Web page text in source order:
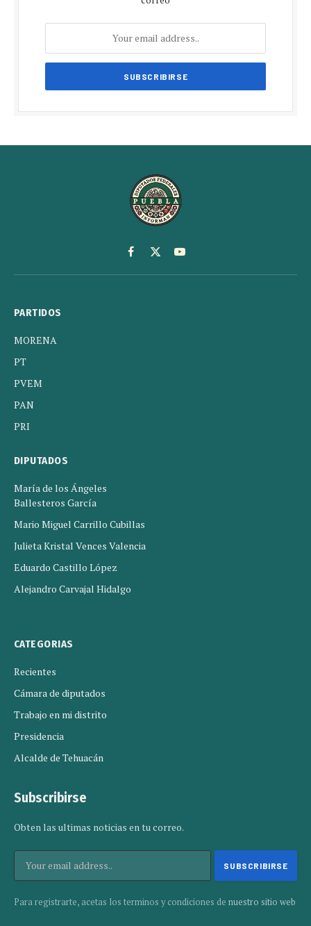
Facebook
X
(Twitter)
YouTube
PARTIDOS
MORENA
PT
PVEM
PAN
PRI
DIPUTADOS
María de los Ángeles
Ballesteros García
Mario Miguel Carrillo Cubillas
Julieta Kristal Vences Valencia
Eduardo Castillo López
Alejandro Carvajal Hidalgo
CATEGORIAS
Recientes
Cámara de diputados
Trabajo en mi distrito
Presidencia
Alcalde de Tehuacán
Subscribirse
Obten las ultimas noticias en tu correo.
Para registrarte, acetas los terminos y condiciones de nuestro sitio web